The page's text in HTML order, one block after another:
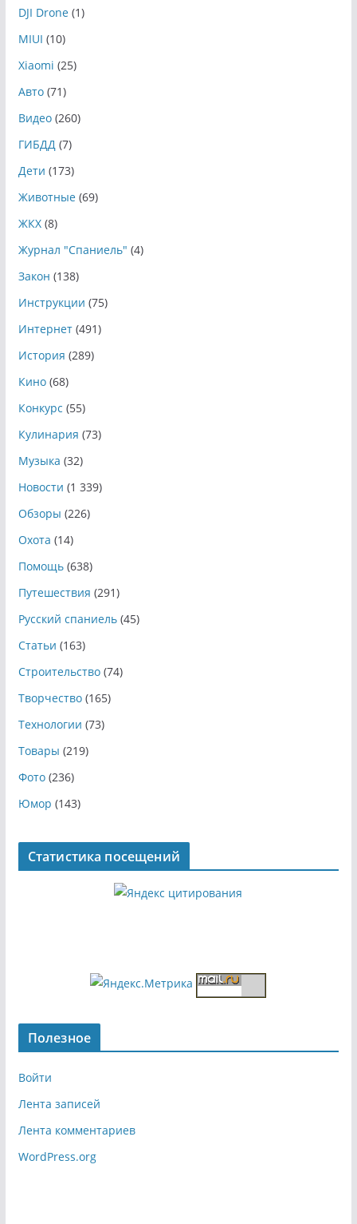
DJI Drone(1)
MIUI (10)
Xiaomi (25)
Авто(71)
Видео(260)
ГИБДД(7)
Дети (173)
Животные(69)
ЖКХ(8)
Журнал "Спаниель" (4)
Закон (138)
Инструкции (75)
Интернет(491)
История (289)
Кино(68)
Конкурс (55)
Кулинария (73)
Музыка (32)
Новости (1 339)
Обзоры (226)
Охота (14)
Помощь(638)
Путешествия (291)
Русский спаниель(45)
Статьи (163)
Строительство(74)
Творчество(165)
Технологии (73)
Товары (219)
Фото(236)
Юмор (143)
Статистика посещений
Полезное
Войти
Лента записей
Лента комментариев
WordPress.org